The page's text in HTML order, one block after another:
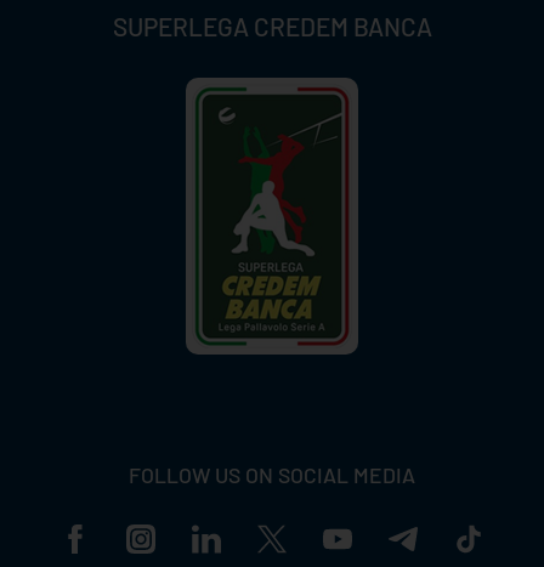
SUPERLEGA CREDEM BANCA
FOLLOW US ON SOCIAL MEDIA